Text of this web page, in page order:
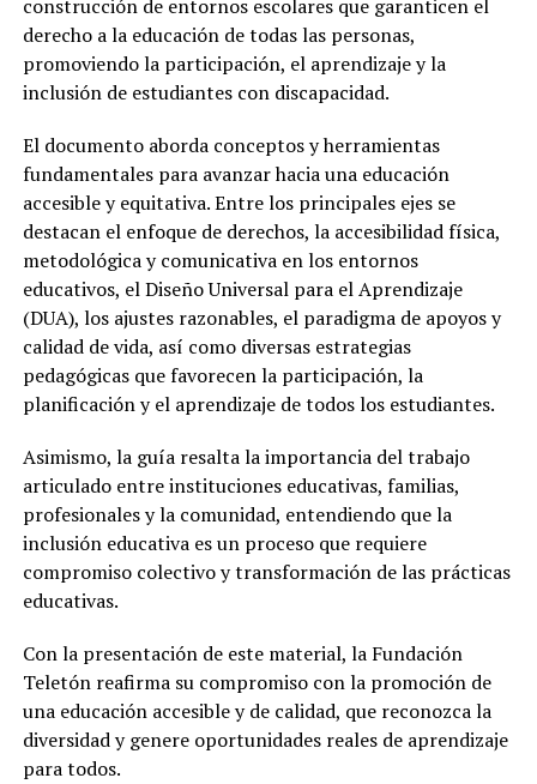
construcción de entornos escolares que garanticen el
derecho a la educación de todas las personas,
promoviendo la participación, el aprendizaje y la
inclusión de estudiantes con discapacidad.
El documento aborda conceptos y herramientas
fundamentales para avanzar hacia una educación
accesible y equitativa. Entre los principales ejes se
destacan el enfoque de derechos, la accesibilidad física,
metodológica y comunicativa en los entornos
educativos, el Diseño Universal para el Aprendizaje
(DUA), los ajustes razonables, el paradigma de apoyos y
calidad de vida, así como diversas estrategias
pedagógicas que favorecen la participación, la
planificación y el aprendizaje de todos los estudiantes.
Asimismo, la guía resalta la importancia del trabajo
articulado entre instituciones educativas, familias,
profesionales y la comunidad, entendiendo que la
inclusión educativa es un proceso que requiere
compromiso colectivo y transformación de las prácticas
educativas.
Con la presentación de este material, la Fundación
Teletón reafirma su compromiso con la promoción de
una educación accesible y de calidad, que reconozca la
diversidad y genere oportunidades reales de aprendizaje
para todos.